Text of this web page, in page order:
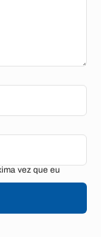
vez que eu